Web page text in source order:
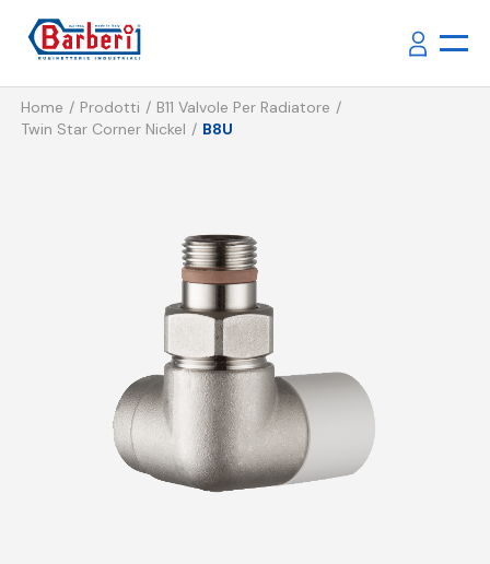
Home Prodotti
B11 Valvole Per Radiatore
Twin Star Corner Nickel
B8U